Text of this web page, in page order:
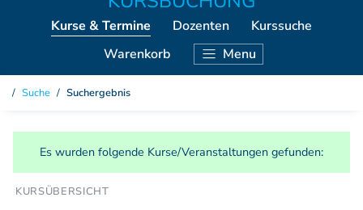
Kurse & Termine Dozenten
Kurssuche
Warenkorb
Menu
KURSE ÄRZTE
Grundkurs Modul 1
Grundkurs Modul 2
Grundkurs Modul 3
Suche / Suchergebnis
Es wurden folgende Kurse/Veranstaltungen gefunden: